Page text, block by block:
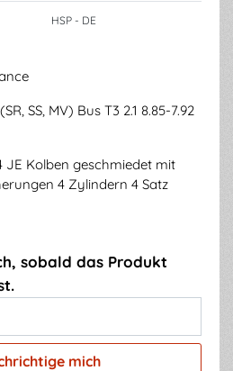
HSP - DE
SS, MV) Bus T3 2.1 8.85-7.92
JE Kolben geschmiedet mit
4 Zylindern 4 Satz
sobald das Produkt
mich